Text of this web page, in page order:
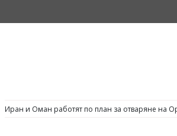
Иран и Оман работят по план за отваряне на